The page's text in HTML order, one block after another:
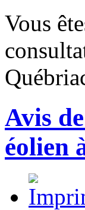
Vous
Avis
éolien